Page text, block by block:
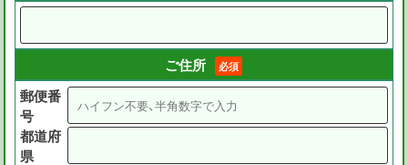
ご住所 必須
郵便番
号
都道府
県